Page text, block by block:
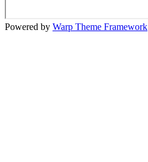
Powered by Warp Theme Framework